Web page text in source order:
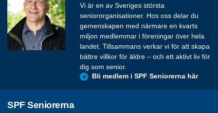
Vi är en av Sveriges största
seniororganisationer. Hos oss delar du
gemenskapen med närmare en kvarts
miljon medlemmar i föreningar över hela
landet. Tillsammans verkar vi för att skapa
bättre villkor för äldre – och ett aktivt liv för
dig som senior.
Bli medlem i SPF Seniorerna här
SPF Seniorerna